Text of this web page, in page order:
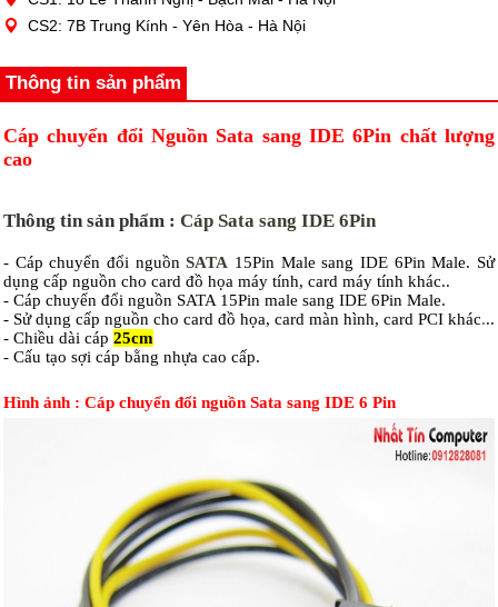
CS2: 7B Trung Kính - Yên Hòa - Hà Nội
Thông tin sản phẩm
Cáp chuyển đổi Nguồn Sata sang IDE 6Pin chất lượng
cao
Thông tin sản phẩm : Cáp Sata sang IDE 6Pin
- Cáp chuyển đổi nguồnSATA 15Pin Male sang IDE 6Pin Male. Sử
dụng cấp nguồn cho card đồ họa máy tính, card máy tính khác..
- Cáp chuyển đổi nguồn SATA 15Pin male sang IDE 6Pin Male.
- Sử dụng cấp nguồn cho card đồ họa, card màn hình, card PCI khác...
- Chiều dài cáp 25cm
- Cấu tạo sợi cáp bằng nhựa cao cấp.
Hình ảnh : Cáp chuyển đổi nguồn Sata sang IDE 6 Pin